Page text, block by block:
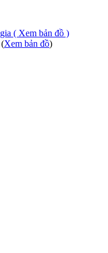
( Xem bản đồ )
(Xem bản đồ)